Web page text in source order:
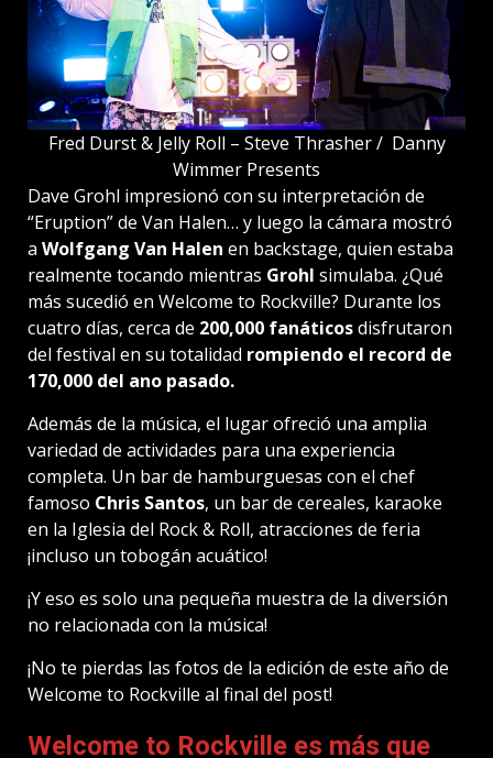
Fred Durst & Jelly Roll – Steve Thrasher / Danny
Wimmer Presents
Dave Grohl impresionó con su interpretación de
“Eruption” de Van Halen… y luego la cámara mostró
a Wolfgang Van Halen en backstage, quien estaba
realmente tocando mientras Grohl simulaba. ¿Qué
más sucedió en Welcome to Rockville? Durante los
cuatro días, cerca de 200,000 fanáticosdisfrutaron
del festival en su totalidad rompiendo el record de
170,000 del ano pasado.
Además de la música, el lugar ofreció una amplia
variedad de actividades para una experiencia
completa. Un bar de hamburguesas con el chef
famoso Chris Santos, un bar de cereales, karaoke
en la Iglesia del Rock & Roll, atracciones de feria
¡incluso un tobogán acuático!
¡Y eso es solo una pequeña muestra de la diversión
no relacionada con la música!
¡No te pierdas las fotos de la edición de este año de
Welcome to Rockville al final del post!
Welcome to Rockville es más que